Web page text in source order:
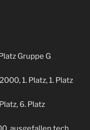
Gruppe G
1. Platz, 1. Platz
6. Platz